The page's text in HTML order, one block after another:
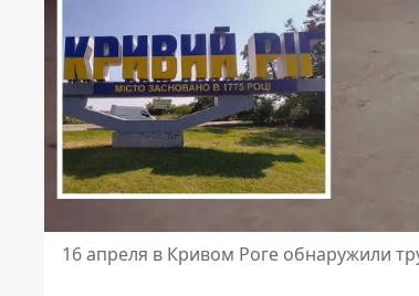
16 апреля в Кривом Роге обнаружили